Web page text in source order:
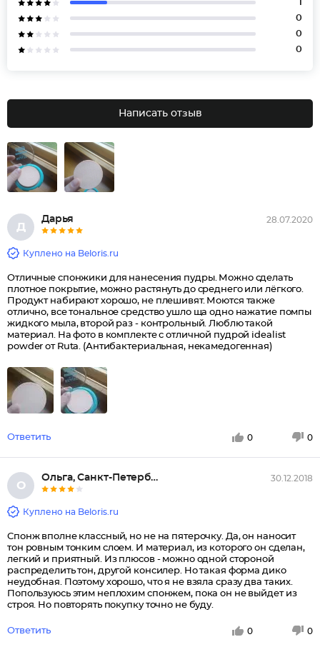
1
0
0
0
Написать отзыв
Д
Дарья 28.07.2020
Куплено на Beloris.ru
Отличные спонжики для нанесения пудры. Можно сделать
плотное покрытие, можно растянуть до среднего или лёгкого.
Продукт набирают хорошо, не плешивят. Моются также
отлично, все тональное средство ушло ща одно нажатие помпы
жидкого мыла, второй раз - контрольный. Люблю такой
материал. На фото в комплекте с отличной пудрой idealist
powder от Ruta. (Антибактериальная, некамедогенная)
Ответить 0 0
О
Ольга, Санкт-Петербург 30.12.2018
Куплено на Beloris.ru
Спонж вполне классный, но не на пятерочку. Да, он наносит
тон ровным тонким слоем. И материал, из которого он сделан,
легкий и приятный. Из плюсов - можно одной стороной
распределить тон, другой консилер. Но такая форма дико
неудобная. Поэтому хорошо, что я не взяла сразу два таких.
Попользуюсь этим неплохим спонжем, пока он не выйдет из
строя. Но повторять покупку точно не буду.
Ответить 0 0